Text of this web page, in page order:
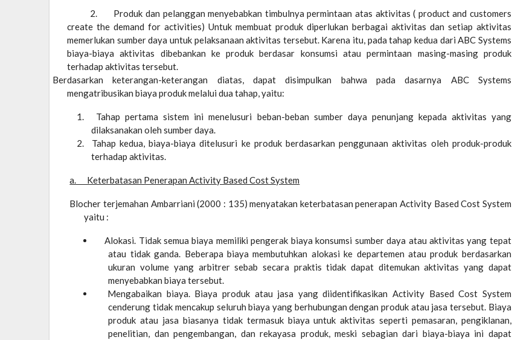
2. Produk dan pelanggan menyebabkan timbulnya permintaan atas aktivitas ( product and customers
create the demand for activities) Untuk membuat produk diperlukan berbagai aktivitas dan setiap aktivitas
memerlukan sumber daya untuk pelaksanaan aktivitas tersebut. Karena itu, pada tahap kedua dari ABC Systems
biaya-biaya aktivitas dibebankan ke produk berdasar konsumsi atau permintaan masing-masing produk
terhadap aktivitas tersebut.
Berdasarkan keterangan-keterangan diatas, dapat disimpulkan bahwa pada dasarnya ABC Systems
mengatribusikan biaya produk melalui dua tahap, yaitu:
Tahap pertama sistem ini menelusuri beban-beban sumber daya penunjang kepada aktivitas yang
dilaksanakan oleh sumber daya.
Tahap kedua, biaya-biaya ditelusuri ke produk berdasarkan penggunaan aktivitas oleh produk-produk
terhadap aktivitas.
a. Keterbatasan Penerapan Activity Based Cost System
Blocher terjemahan Ambarriani (2000 : 135) menyatakan keterbatasan penerapan Activity Based Cost System
yaitu :
Alokasi. Tidak semua biaya memiliki pengerak biaya konsumsi sumber daya atau aktivitas yang tepat
atau tidak ganda. Beberapa biaya membutuhkan alokasi ke departemen atau produk berdasarkan
ukuran volume yang arbitrer sebab secara praktis tidak dapat ditemukan aktivitas yang dapat
menyebabkan biaya tersebut.
Mengabaikan biaya. Biaya produk atau jasa yang diidentifikasikan Activity Based Cost System
cenderung tidak mencakup seluruh biaya yang berhubungan dengan produk atau jasa tersebut. Biaya
produk atau jasa biasanya tidak termasuk biaya untuk aktivitas seperti pemasaran, pengiklanan,
penelitian, dan pengembangan, dan rekayasa produk, meski sebagian dari biaya-biaya ini dapat